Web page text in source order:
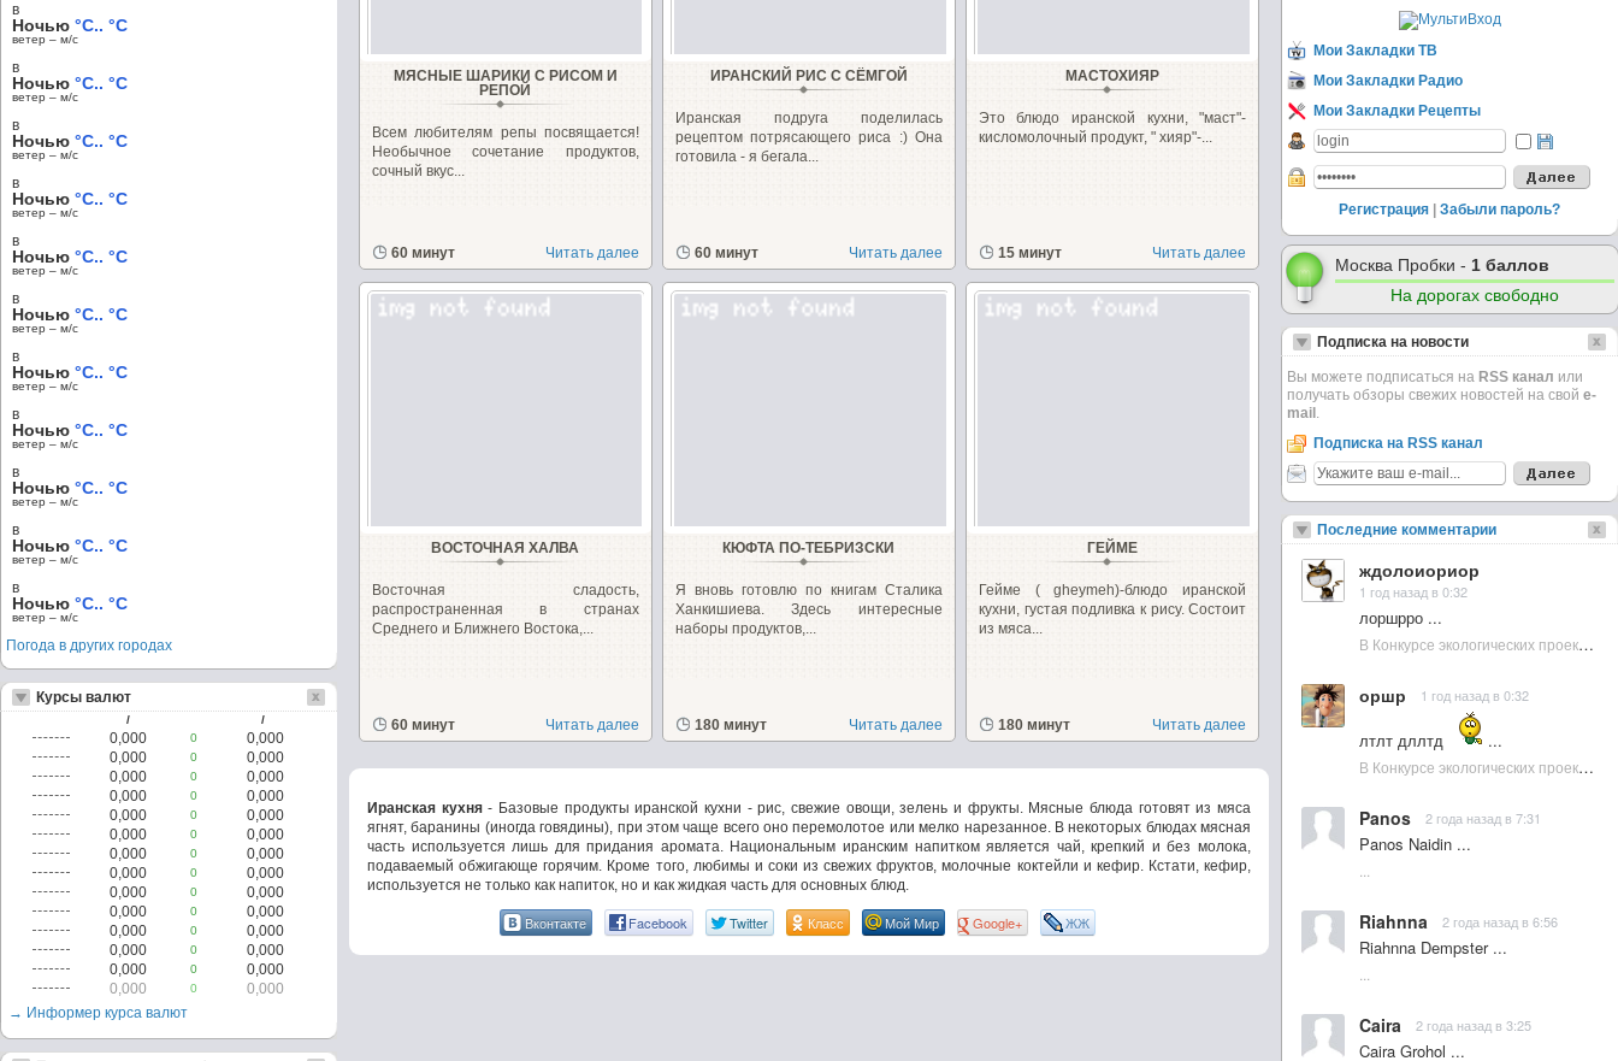
МЯСНЫЕ ШАРИКИ С РИСОМ И
РЕПОЙ
Всем любителям репы посвящается!
Необычное сочетание продуктов,
сочный вкус...
60 минут Читать далее
ИРАНСКИЙ РИС С СЁМГОЙ
Иранская подруга поделилась
рецептом потрясающего риса :) Она
готовила - я бегала...
60 минут Читать далее
МАСТОХИЯР
Это блюдо иранской кухни, "маст"-
кисломолочный продукт, " хияр"-...
15 минут Читать далее
ВОСТОЧНАЯ ХАЛВА
Восточная сладость,
распространенная в странах
Среднего и Ближнего Востока,...
60 минут Читать далее
КЮФТА ПО-ТЕБРИЗСКИ
Я вновь готовлю по книгам Сталика
Ханкишиева. Здесь интересные
наборы продуктов,...
180 минут Читать далее
ГЕЙМЕ
Гейме ( gheymeh)-блюдо иранской
кухни, густая подливка к рису. Состоит
из мяса...
180 минут Читать далее
Иранская кухня- Базовые продукты иранской кухни - рис, свежие овощи, зелень и фрукты. Мясные блюда готовят из мяса
ягнят, баранины (иногда говядины), при этом чаще всего оно перемолотое или мелко нарезанное. В некоторых блюдах мясная
часть используется лишь для придания аромата. Национальным иранским напитком является чай, крепкий и без молока,
подаваемый обжигающе горячим. Кроме того, любимы и соки из свежих фруктов, молочные коктейли и кефир. Кстати, кефир,
используется не только как напиток, но и как жидкая часть для основных блюд.
Вконтакте Facebook Twitter Класс Мой Мир Google+ ЖЖ
в
Ночью °C.. °C
ветер – м/c
в
Ночью °C.. °C
ветер – м/c
в
Ночью °C.. °C
ветер – м/c
в
Ночью °C.. °C
ветер – м/c
в
Ночью °C.. °C
ветер – м/c
в
Ночью °C.. °C
ветер – м/c
в
Ночью °C.. °C
ветер – м/c
в
Ночью °C.. °C
ветер – м/c
в
Ночью °C.. °C
ветер – м/c
в
Ночью °C.. °C
ветер – м/c
в
Ночью °C.. °C
ветер – м/c
Погода в других городах
Курсы валют
/ /
0,000 0
0,000
0,000
0
0,000
0,000
0
0,000
0,000
0
0,000
0,000
0
0,000
0,000
0
0,000
0,000
0
0,000
0,000
0
0,000
0,000
0
0,000
0,000
0
0,000
0,000
0
0,000
0,000
0
0,000
0,000
0
0,000
0,000
0
0,000
→ Информер курса валют
Мои Закладки ТВ
Мои Закладки Радио
Мои Закладки Рецепты
Регистрация Забыли пароль?
Москва Пробки - 1 баллов
На дорогах свободно
Подписка на новости
Вы можете подписаться на RSS канал или
получать обзоры свежих новостей на свой e-
mail .
Подписка на RSS канал
Последние комментарии
ждолоиориор
1 год назад в 0:32
лоршрро ...
В Конкурсе экологических проектов в Подмосковье активно участвовала молодежь :: NewsRbk.ru...
оршр 1 год назад в 0:32
лтлт дллтд
...
В Конкурсе экологических проектов в Подмосковье активно участвовала молодежь :: NewsRbk.ru...
Panos 2 года назад в 7:31
Panos Naidin ...
Riahnna 2 года назад в 6:56
Riahnna Dempster ...
Caira 2 года назад в 3:25
Caira Grohol ...